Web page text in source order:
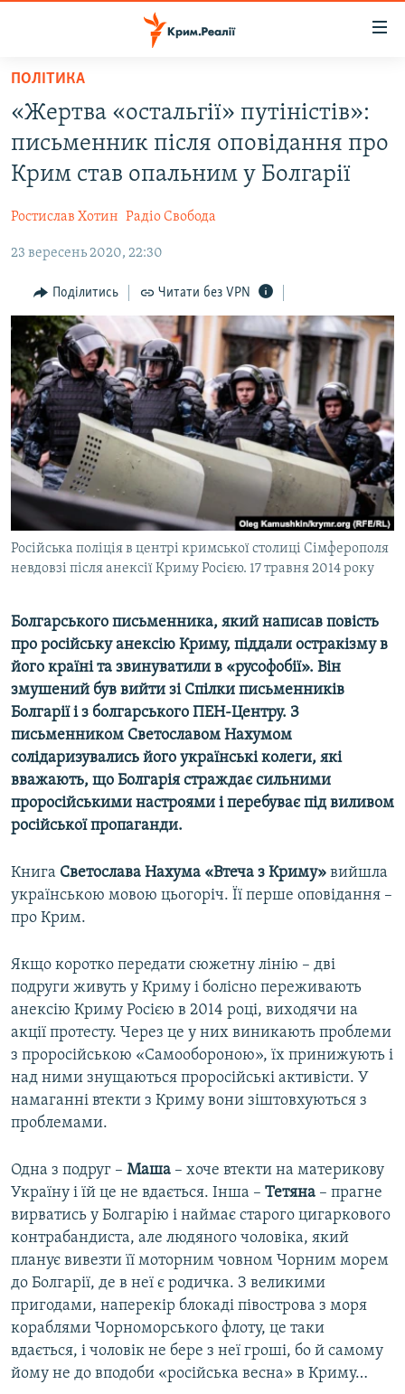
Перейти
основного
матеріалу
Перейти
до
основної
Перейти
пошуку
ВОДА.КРИМ
ВІДЕО ТА ФОТО
БЛОГИ
ПОГЛЯД
ІНТЕРВ'Ю
ВСЕ ЗА ДЕНЬ
СПЕЦПРОЕКТИ
ДЕПОРТАЦІЯ
ВІДЕОУРОКИ «ELIFBE»
СВІДЧЕННЯ ОКУПАЦІЇ
УКРАЇНСЬКА ПРОБЛЕМА КРИМУ
ЯК ОБІЙТИ БЛОКУВАННЯ
Русский
Qırımtatar
ДОЛУЧАЙСЯ!
ПОЛІТИКА
«Жертва «остальгії» путіністів»:
письменник після оповідання про
Крим став опальним у Болгарії
Ростислав Хотин Радіо Свобода
23 вересень 2020, 22:30
Поділитись Читати без VPN
Російська поліція в центрі кримської столиці Сімферополя
невдовзі після анексії Криму Росією. 17 травня 2014 року
Болгарського письменника, який написав повість
про російську анексію Криму, піддали остракізму в
його країні та звинуватили в «русофобії». Він
змушений був вийти зі Спілки письменників
Болгарії і з болгарського ПЕН-Центру. З
письменником Светославом Нахумом
солідаризувались його українські колеги, які
вважають, що Болгарія страждає сильними
проросійськими настроями і перебуває під виливом
російської пропаганди.
Книга Светослава Нахума «Втеча з Криму» вийшла
українською мовою цьогоріч. Її перше оповідання –
про Крим.
Якщо коротко передати сюжетну лінію – дві
подруги живуть у Криму і болісно переживають
анексію Криму Росією в 2014 році, виходячи на
акції протесту. Через це у них виникають проблеми
з проросійською «Самообороною», їх принижують і
над ними знущаються проросійські активісти. У
намаганні втекти з Криму вони зіштовхуються з
проблемами.
Одна з подруг – Маша – хоче втекти на материкову
Україну і їй це не вдається. Інша – Тетяна – прагне
вирватись у Болгарію і наймає старого цигаркового
контрабандиста, але людяного чоловіка, який
планує вивезти її моторним човном Чорним морем
до Болгарії, де в неї є родичка. З великими
пригодами, наперекір блокаді півострова з моря
кораблями Чорноморського флоту, це таки
вдається, і чоловік не бере з неї гроші, бо й самому
йому не до вподоби «російська весна» в Криму…